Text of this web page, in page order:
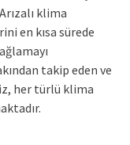
klima
en kısa sürede
takip eden ve
her türlü klima